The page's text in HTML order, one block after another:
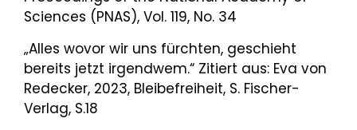
Sciences (PNAS), Vol. 119, No. 34
„Alles wovor wir uns fürchten, geschieht
bereits jetzt irgendwem.“ Zitiert aus: Eva von
Redecker, 2023, Bleibefreiheit, S. Fischer-
Verlag, S.18